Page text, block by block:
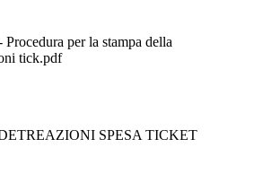
per la stampa della
tick.pdf
SPESA TICKET